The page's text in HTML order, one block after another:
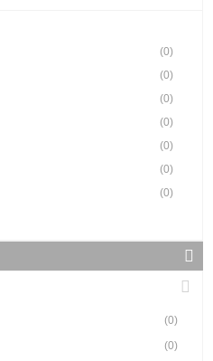
(0)
(0)
(0)
(0)
(0)
(0)
(0)
(0)
(0)